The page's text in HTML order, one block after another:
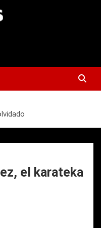
el karateka